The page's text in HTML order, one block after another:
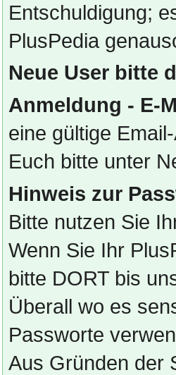
Entschuldigung;
PlusPedia
Neue User bitte
Anmeldung - E-
eine gültige
Euch bitte unter
Hinweis zur
Bitte nutzen Sie
Wenn Sie Ihr
bitte DORT bis
Überall wo es
Passworte
Aus Gründen der